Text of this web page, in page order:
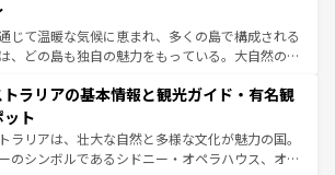
ス情報は
巨大都市は、観光、ショッピング、エンターテイ
が詰まった刺激的なスポットだ。一方、アメリカ
大自然が広がり、グランドキャニオンやイエロー
ーオーリンズでは、音楽と美食が融合した独特の
力。旅行者はアメリカの各地域で異なる魅力を楽
ら、その多様性と豊かな歴史を感じることができ
。車でのロードトリップや列車の旅も、アメリカ
じて温暖な気候に恵まれ、多くの島で構成される
、どの島も独自の魅力をもっている。大自然の神
見逃せない。また、定番の観光地といえばオアフ
静かな自然を求めるならマウイ島やカウアイ島が
。エメラルドグリーンに輝く海をはじめ、豊かな
史が息づいている。「アロハスピリット」と呼ば
ラリアの基本情報と観光ガイド・有名観
ト
ラリアは、壮大な自然と多様な文化が魅力の国。
のシンボルであるシドニー・オペラハウス、オー